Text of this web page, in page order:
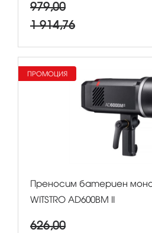
979,00
1 914,76
Преносим батериен
WITSTRO AD600BM II
626,00
ПРОМОЦИЯ